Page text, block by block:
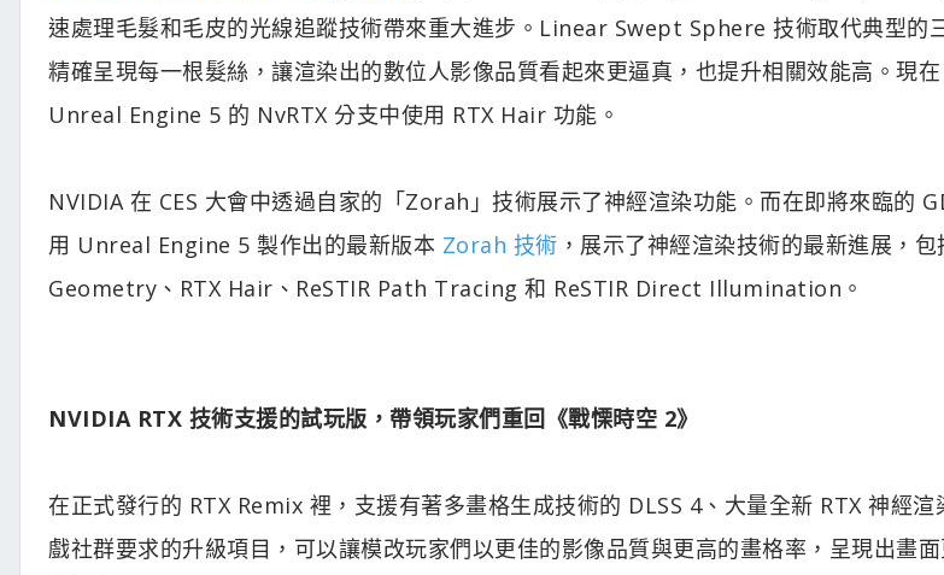
速處理毛髮和毛皮的光線追蹤技術帶來重大進步。Linear Swept Sphere 技術取代典型的
精確呈現每一根髮絲，讓渲染出的數位人影像品質看起來更逼真，也提升相關效能高。現
Unreal Engine 5 的 NvRTX 分支中使用 RTX Hair 功能。
NVIDIA 在 CES 大會中透過自家的「Zorah」技術展示了神經渲染功能。而在即將來臨的
用 Unreal Engine 5 製作出的最新版本 Zorah 技術 ，展示了神經渲染技術的最新進展，
Geometry、RTX Hair、ReSTIR Path Tracing 和 ReSTIR Direct Illumination。
NVIDIA RTX 技術支援的試玩版，帶領玩家們重回《戰慄時空 2》
在正式發行的 RTX Remix 裡，支援有著多畫格生成技術的 DLSS 4、大量全新 RTX 神經
戲社群要求的升級項目，可以讓模改玩家們以更佳的影像品質與更高的畫格率，呈現出畫